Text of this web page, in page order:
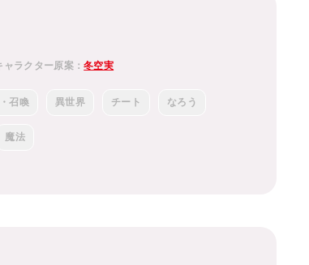
ャラクター原案：冬空実
召喚 異世界 チート なろう
魔法